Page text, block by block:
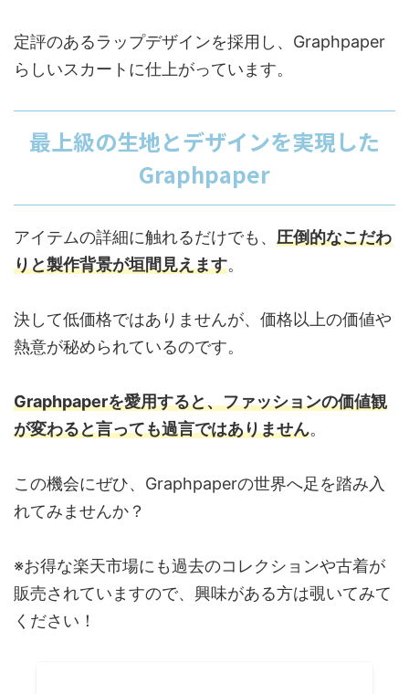
定評のあるラップデザインを採用し、Graphpaper
らしいスカートに仕上がっています。
最上級の生地とデザインを実現した
Graphpaper
アイテムの詳細に触れるだけでも、 圧倒的なこだわ
りと製作背景が垣間見えます。
決して低価格ではありませんが、価格以上の価値や
熱意が秘められているのです。
Graphpaperを愛用すると、ファッションの価値観
が変わると言っても過言ではありません。
この機会にぜひ、Graphpaperの世界へ足を踏み入
れてみませんか？
※お得な楽天市場にも過去のコレクションや古着が
販売されていますので、興味がある方は覗いてみて
ください！